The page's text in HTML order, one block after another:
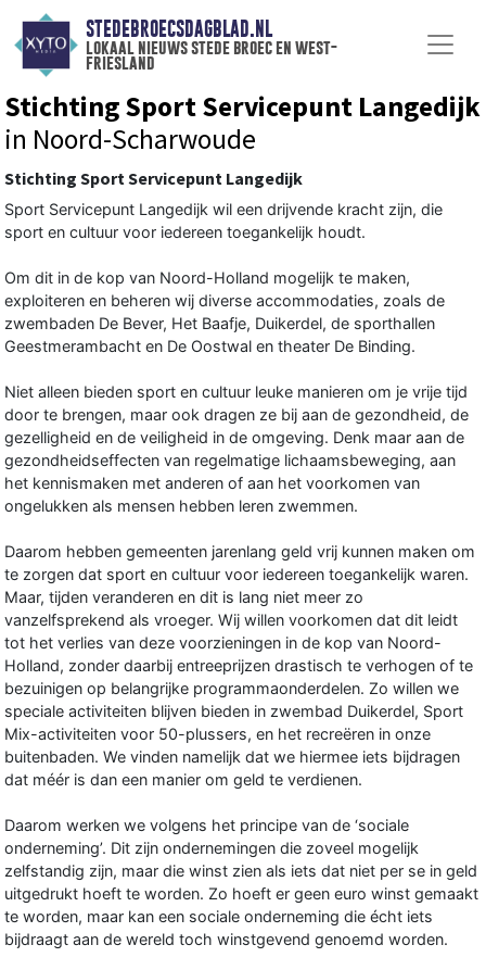
STEDEBROECSDAGBLAD.NL
lokaal nieuws stede broec en west-
friesland
Stichting Sport Servicepunt Langedijk
in Noord-Scharwoude
Stichting Sport Servicepunt Langedijk
Sport Servicepunt Langedijk wil een drijvende kracht zijn, die
sport en cultuur voor iedereen toegankelijk houdt.
Om dit in de kop van Noord-Holland mogelijk te maken,
exploiteren en beheren wij diverse accommodaties, zoals de
zwembaden De Bever, Het Baafje, Duikerdel, de sporthallen
Geestmerambacht en De Oostwal en theater De Binding.
Niet alleen bieden sport en cultuur leuke manieren om je vrije tijd
door te brengen, maar ook dragen ze bij aan de gezondheid, de
gezelligheid en de veiligheid in de omgeving. Denk maar aan de
gezondheidseffecten van regelmatige lichaamsbeweging, aan
het kennismaken met anderen of aan het voorkomen van
ongelukken als mensen hebben leren zwemmen.
Daarom hebben gemeenten jarenlang geld vrij kunnen maken om
te zorgen dat sport en cultuur voor iedereen toegankelijk waren.
Maar, tijden veranderen en dit is lang niet meer zo
vanzelfsprekend als vroeger. Wij willen voorkomen dat dit leidt
tot het verlies van deze voorzieningen in de kop van Noord-
Holland, zonder daarbij entreeprijzen drastisch te verhogen of te
bezuinigen op belangrijke programmaonderdelen. Zo willen we
speciale activiteiten blijven bieden in zwembad Duikerdel, Sport
Mix-activiteiten voor 50-plussers, en het recreëren in onze
buitenbaden. We vinden namelijk dat we hiermee iets bijdragen
dat méér is dan een manier om geld te verdienen.
Daarom werken we volgens het principe van de ‘sociale
onderneming’. Dit zijn ondernemingen die zoveel mogelijk
zelfstandig zijn, maar die winst zien als iets dat niet per se in geld
uitgedrukt hoeft te worden. Zo hoeft er geen euro winst gemaakt
te worden, maar kan een sociale onderneming die écht iets
bijdraagt aan de wereld toch winstgevend genoemd worden.